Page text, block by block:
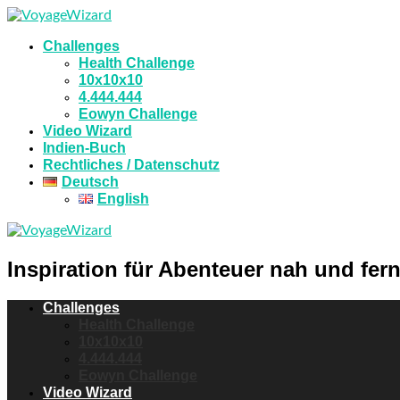
Challenges
Health Challenge
10x10x10
4.444.444
Eowyn Challenge
Video Wizard
Indien-Buch
Rechtliches / Datenschutz
Deutsch
English
Inspiration für Abenteuer nah und
Challenges
Video Wizard